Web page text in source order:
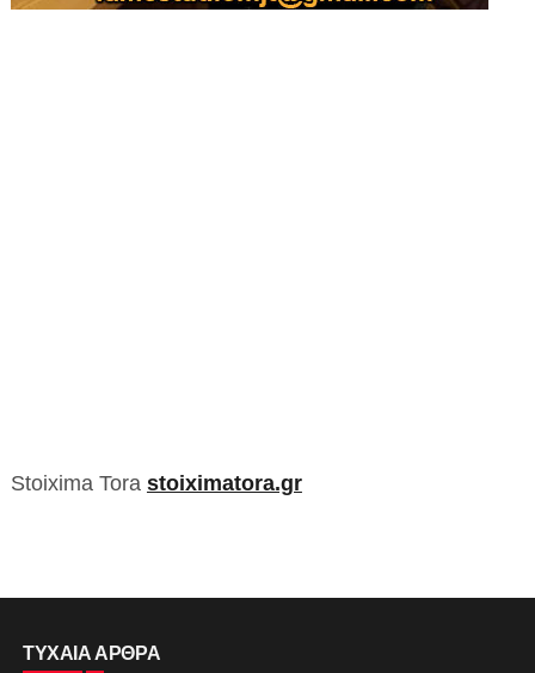
Stoixima Tora stoiximatora.gr
ΤΥΧΑΙΑ ΑΡΘΡΑ